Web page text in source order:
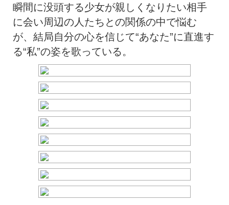
瞬間に没頭する少女が親しくなりたい相手
に会い周辺の人たちとの関係の中で悩む
が、結局自分の心を信じて“あなた”に直進す
る“私”の姿を歌っている。